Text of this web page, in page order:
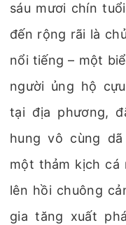
sáu mươi chín
đến rộng rãi là
nổi tiếng – một
người ủng hộ
tại địa phương,
hung vô cùng
một thảm kịch cá
lên hồi chuông
gia tăng xuất